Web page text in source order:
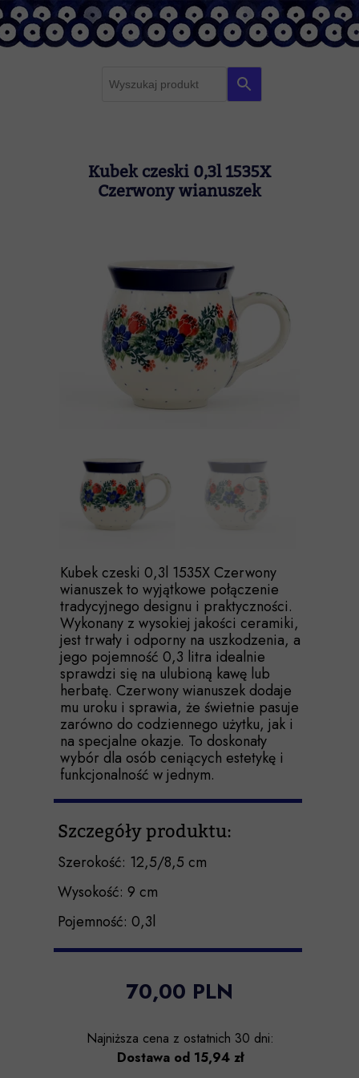
r
z
a
a
n
a
Szczegóły produktu:
Szerokość: 12,5/8,5 cm
Wysokość: 9 cm
Pojemność: 0,3l
Kubek czeski 0,3l 1535X Czerwony
wianuszek to wyjątkowe połączenie
tradycyjnego designu i praktyczności.
Wykonany z wysokiej jakości ceramiki,
jest trwały i odporny na uszkodzenia, a
jego pojemność 0,3 litra idealnie
sprawdzi się na ulubioną kawę lub
herbatę. Czerwony wianuszek dodaje
mu uroku i sprawia, że świetnie pasuje
zarówno do codziennego użytku, jak i
na specjalne okazje. To doskonały
wybór dla osób ceniących estetykę i
funkcjonalność w jednym.
70,00 PLN
Najniższa cena z ostatnich 30 dni:
Dostawa od 15,94 zł
Kubek czeski 0,3l 1535X
Czerwony wianuszek